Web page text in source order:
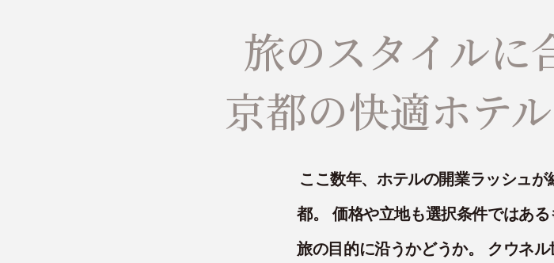
旅のスタイルに
京都の快適ホテ
ここ数年、ホテルの開業ラッシュ
都。 価格や立地も選択条件ではあ
旅の目的に沿うかどうか。 クウネ